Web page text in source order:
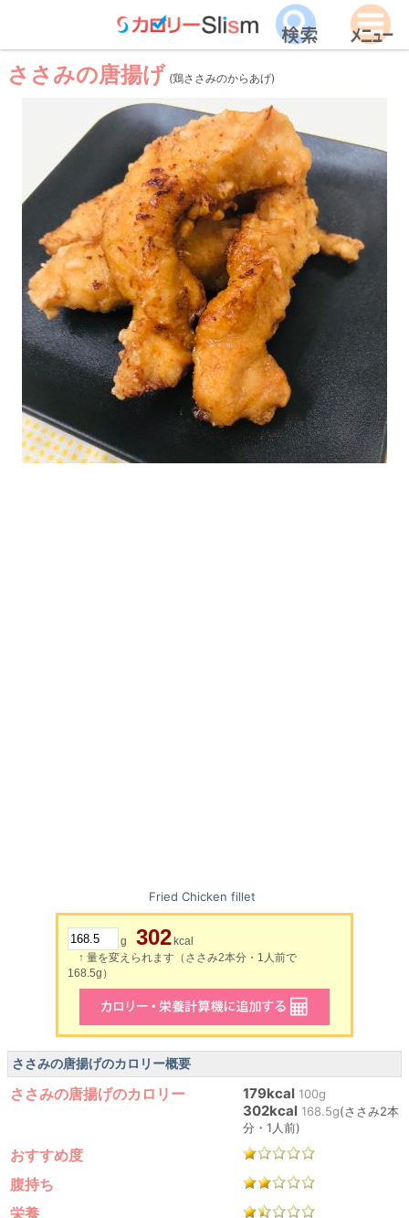
ささみの唐揚げ (鶏ささみのからあげ)
Fried Chicken fillet
g 302 kcal
↑ 量を変えられます（ささみ2本分・1人前で
168.5g）
ささみの唐揚げのカロリー概要
ささみの唐揚げのカロリー 179kcal 100g
302kcal 168.5g(ささみ2本
分・1人前)
おすすめ度
腹持ち
栄養